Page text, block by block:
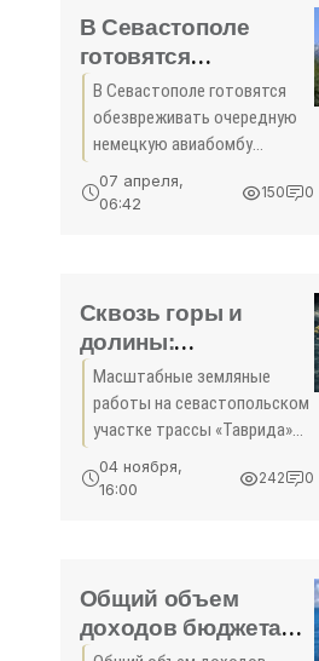
сильного ветра.Об этом
В Севастополе
готовятся
обезвреживать
очередную
немецкую
авиабомбу -
«Политика»
В Севастополе готовятся
обезвреживать очередную
немецкую авиабомбу
Сотрудники главного
управления МЧС России по
авиационную бомбу,
07 апреля,
06:42
150 0
Сквозь горы и
долины:
севастопольский
участок трассы
«Таврида» -
«Политика Крыма»
Масштабные земляные
работы на севастопольском
участке трассы «Таврида»
вошли в заключительную
стадию. Строительство
Земляные работы
04 ноября,
16:00
242 0
Общий объем
доходов бюджета